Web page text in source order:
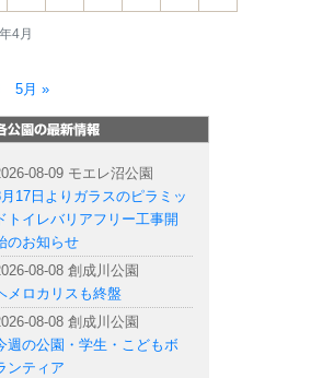
4月
5月 »
08-09 モエレ沼公園
17日よりガラスのピラミッ
トイレバリアフリー工事開
のお知らせ
08-08 創成川公園
メロカリスも終盤
08-08 創成川公園
週の公園・学生・こどもボ
ンティア